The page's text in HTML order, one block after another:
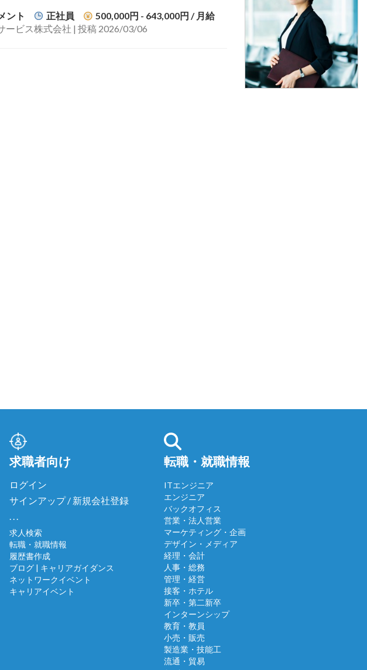
ント 正社員 500,000円 - 643,000円 / 月給
ービス株式会社 | 投稿 2026/03/06
求職者向け
ログイン
サインアップ / 新規会社登録
. . .
求人検索
転職・就職情報
履歴書作成
ブログ | キャリアガイダンス
ネットワークイベント
キャリアイベント
転職・就職情報
ITエンジニア
エンジニア
バックオフィス
営業・法人営業
マーケティング・企画
デザイン・メディア
経理・会計
人事・総務
管理・経営
接客・ホテル
新卒・第二新卒
インターンシップ
教育・教員
小売・販売
製造業・技能工
流通・貿易